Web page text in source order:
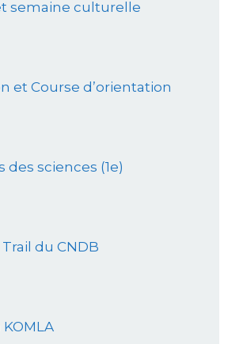
semaine culturelle
et Course d’orientation
des sciences (1e)
du CNDB